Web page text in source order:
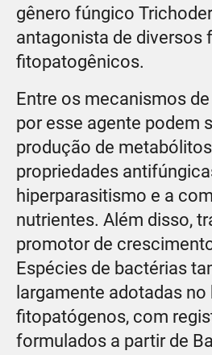
gênero fúngico
antagonista de diversos
fitopatogênicos.
Entre os mecanismos
por esse agente podem
produção de
propriedades
hiperparasitismo e a
nutrientes. Além disso,
promotor de
Espécies de bactérias
largamente adotadas
fitopatógenos, com
formulados a partir de